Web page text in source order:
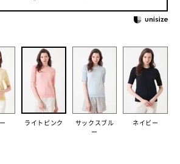
ライトピンク
サックスブル
ー
ネイビー